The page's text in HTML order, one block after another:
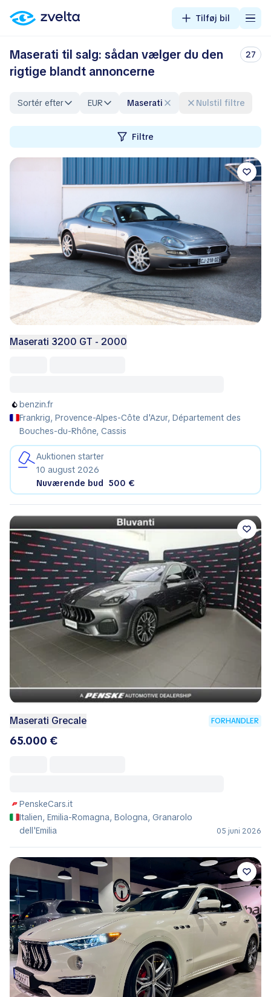
Tilføj bil
Maserati til salg: sådan vælger du den
rigtige blandt annoncerne
27
Sortér efter EUR Maserati Nulstil filtre
Filtre
Maserati 3200 GT - 2000
benzin.fr
Frankrig, Provence-Alpes-Côte d'Azur, Département des
Bouches-du-Rhône, Cassis
Auktionen starter
10 august 2026
Nuværende bud
500 €
Maserati Grecale FORHANDLER
65.000 €
PenskeCars.it
Italien, Emilia-Romagna, Bologna, Granarolo
dell'Emilia
05 juni 2026